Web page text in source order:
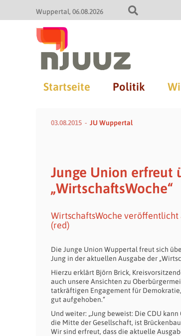
Wuppertal 06.08.2026
Startseite Politik
03.08.2015 JU Wuppertal
Junge Union erfreut
„WirtschaftsWoche“
WirtschaftsWoche veröffentlicht
(red)
Die Junge Union Wuppertal freut sich
Jung in der aktuellen Ausgabe der
Hierzu erklärt Björn Brick,
auch unsere Ansichten zu
tatkräftigen Engagement für
gut aufgehoben.“
Und weiter: „Jung beweist: Die CDU
die Mitte der Gesellschaft, ist
Wir sind erfreut, dass die aktuelle